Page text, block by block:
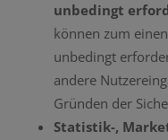
unbedingt
können zum
unbedingt
andere
Gründen der
Statistik-,